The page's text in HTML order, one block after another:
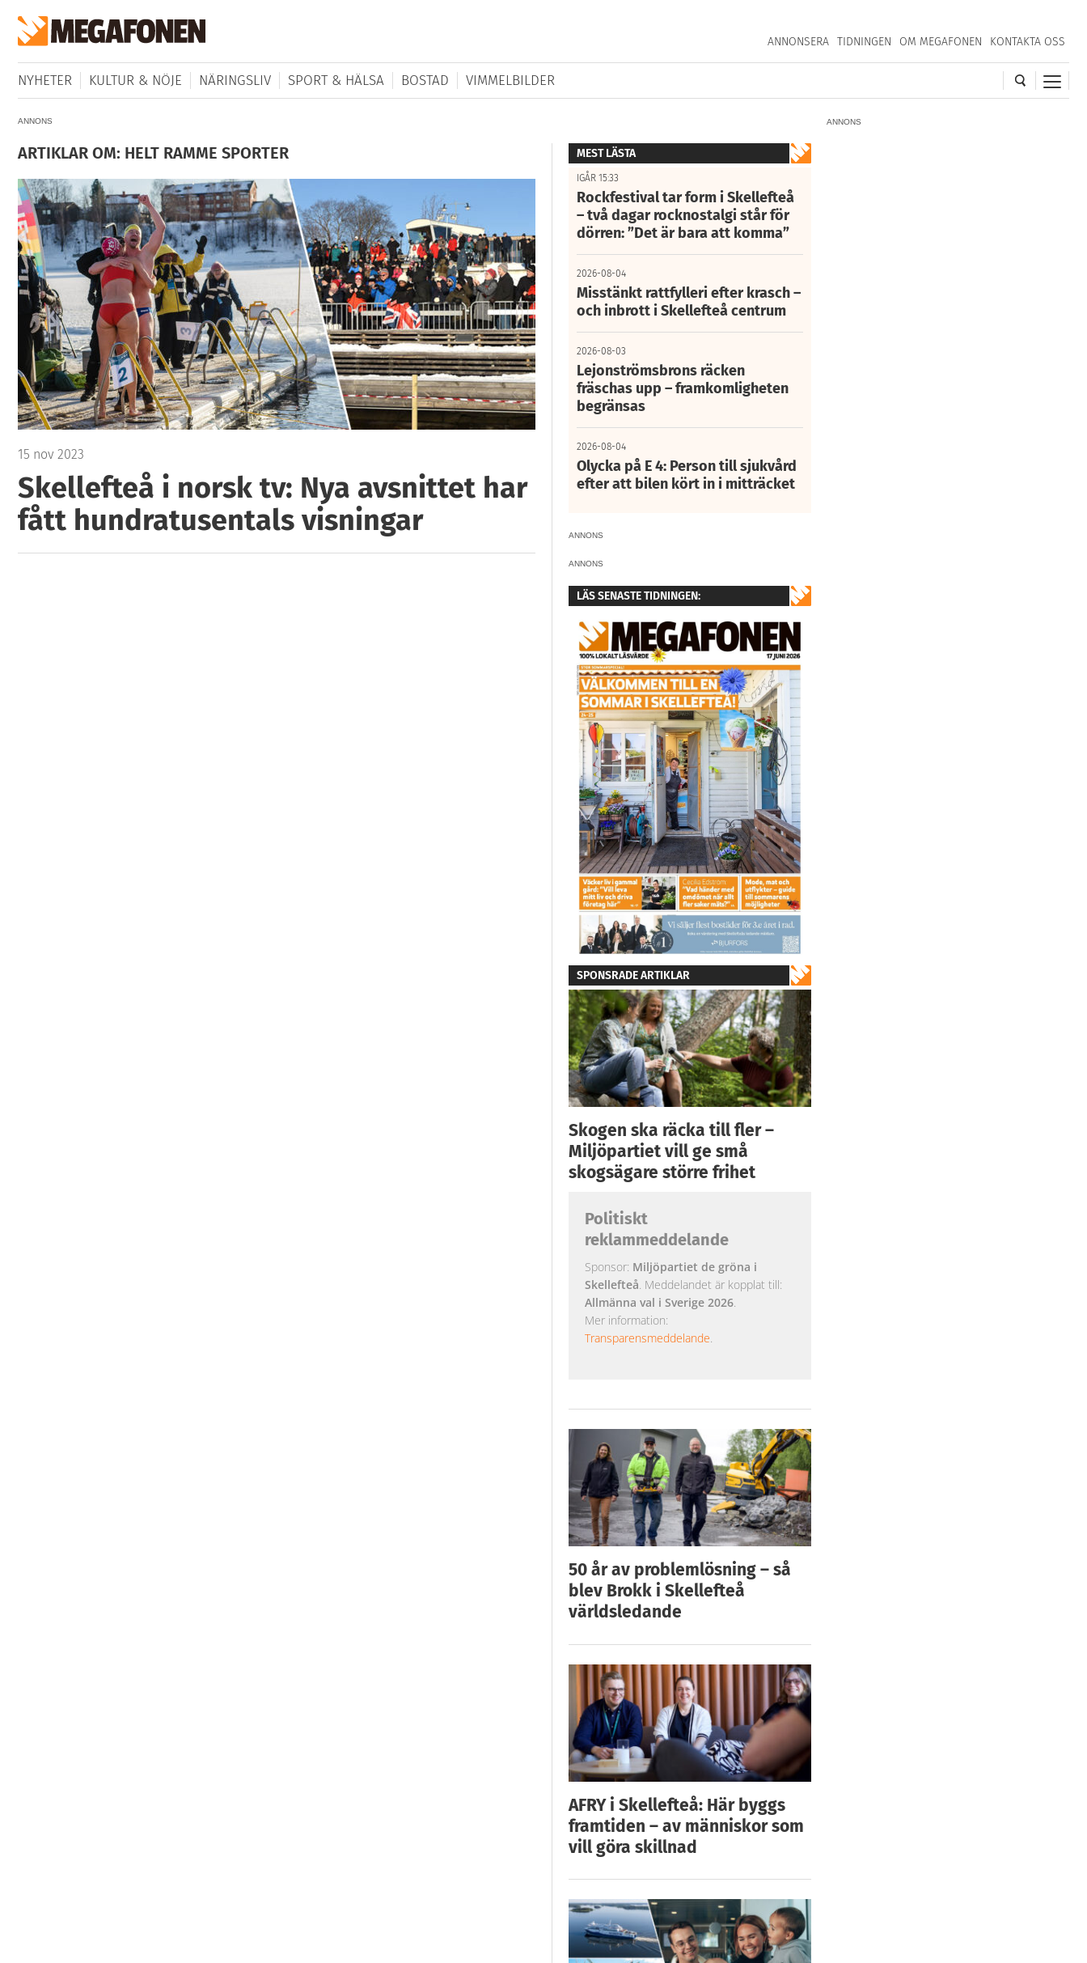
ANNONSERA TIDNINGEN OM MEGAFONEN KONTAKTA OSS
NYHETER KULTUR & NÖJE NÄRINGSLIV SPORT & HÄLSA BOSTAD VIMMELBILDER
ANNONS
ANNONS
ARTIKLAR OM: HELT RAMME SPORTER
15 nov 2023
Skellefteå i norsk tv: Nya avsnittet har
fått hundratusentals visningar
MEST LÄSTA
IGÅR 15:33
Rockfestival tar form i Skellefteå
– två dagar rocknostalgi står för
dörren: ”Det är bara att komma”
2026-08-04
Misstänkt rattfylleri efter krasch –
och inbrott i Skellefteå centrum
2026-08-03
Lejonströmsbrons räcken
fräschas upp – framkomligheten
begränsas
2026-08-04
Olycka på E 4: Person till sjukvård
efter att bilen kört in i mitträcket
ANNONS
ANNONS
LÄS SENASTE TIDNINGEN:
SPONSRADE ARTIKLAR
Skogen ska räcka till fler –
Miljöpartiet vill ge små
skogsägare större frihet
Politiskt
reklammeddelande
Sponsor: Miljöpartiet de gröna i
Skellefteå. Meddelandet är kopplat till:
Allmänna val i Sverige 2026.
Mer information:
Transparensmeddelande.
50 år av problemlösning – så
blev Brokk i Skellefteå
världsledande
AFRY i Skellefteå: Här byggs
framtiden – av människor som
vill göra skillnad